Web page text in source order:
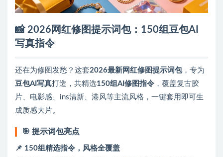
📸 2026网红修图提示词包：150组豆包AI
写真指令
还在为修图发愁？这套2026最新网红修图提示词包，专为
豆包AI写真打造，共精选150组AI修图指令 ，覆盖复古胶
片、电影感、ins清新、港风等主流风格，一键套用即可生
成质感大片。
🎯 提示词包亮点
📌 150组精选指令，风格全覆盖